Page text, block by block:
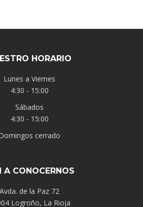
HORARIO
Lunes a Viernes
4:30 - 15:00
Sábados
4:30 - 15:00
cerrado
A CONOCERNOS
Avda. de la Paz 72
Logroño, La Rioja